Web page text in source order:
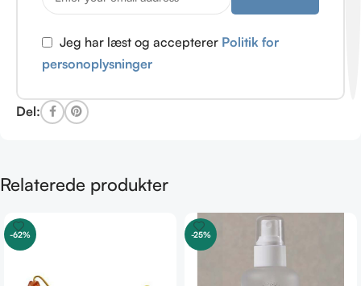
Jeg har læst og accepterer Politik for
personoplysninger
Del:
Relaterede produkter
-62% -25%